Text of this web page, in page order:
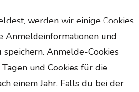
werden wir einige Cookies
Anmeldeinformationen und
speichern. Anmelde-Cookies
und Cookies für die
einem Jahr. Falls du bei der